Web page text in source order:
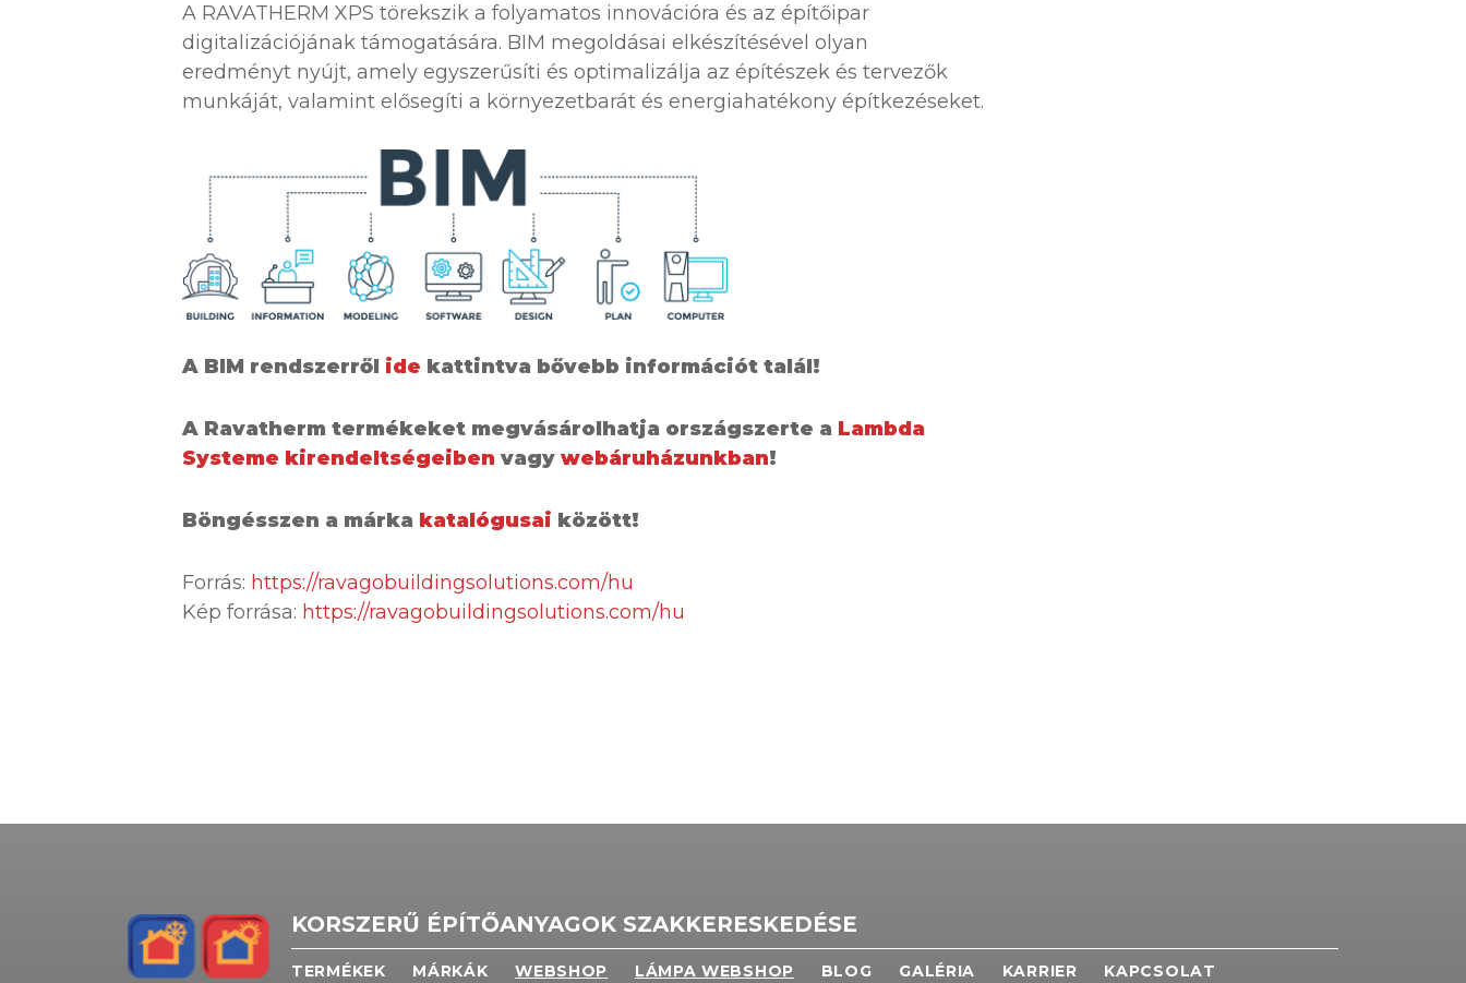
A RAVATHERM XPS törekszik a folyamatos innovációra és az építőipar
digitalizációjának támogatására. BIM megoldásai elkészítésével olyan
eredményt nyújt, amely egyszerűsíti és optimalizálja az építészek és tervezők
munkáját, valamint elősegíti a környezetbarát és energiahatékony építkezéseket.
A BIM rendszerről ide kattintva bővebb információt talál!
A Ravatherm termékeket megvásárolhatja országszerte a Lambda
Systeme kirendeltségeiben vagy webáruházunkban!
Böngésszen a márka katalógusai között!
Forrás: https://ravagobuildingsolutions.com/hu
Kép forrása: https://ravagobuildingsolutions.com/hu
KORSZERŰ ÉPÍTŐANYAGOK SZAKKERESKEDÉSE
TERMÉKEK MÁRKÁK WEBSHOP LÁMPA WEBSHOP BLOG GALÉRIA KARRIER KAPCSOLAT